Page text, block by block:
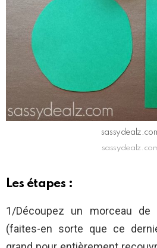
Les étapes :
1/Découpez un morceau de
(faites-en sorte que ce